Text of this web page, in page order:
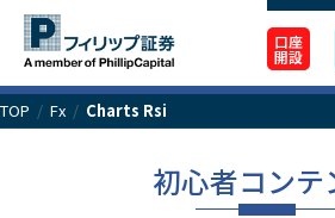
口座
開設
TOP / Fx / Charts Rsi
初心者コンテ